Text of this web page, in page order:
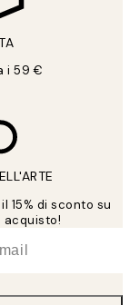
i 59 €
15% di sconto su
acquisto!